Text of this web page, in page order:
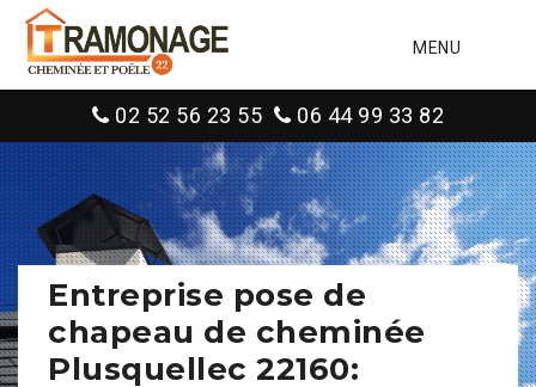
MENU
02 52 56 23 55 06 44 99 33 82
Entreprise pose de
chapeau de cheminée
Plusquellec 22160: